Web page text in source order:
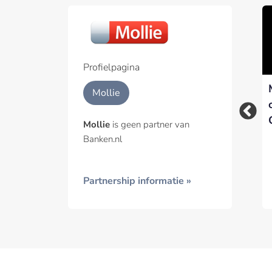
Profielpagina
Mollie
Mollie is geen partner van
Banken.nl
Partnership informatie »
Een
het
Gerard van Olphen
nieuwe voorzitter
Commissarissen
Nederlandse